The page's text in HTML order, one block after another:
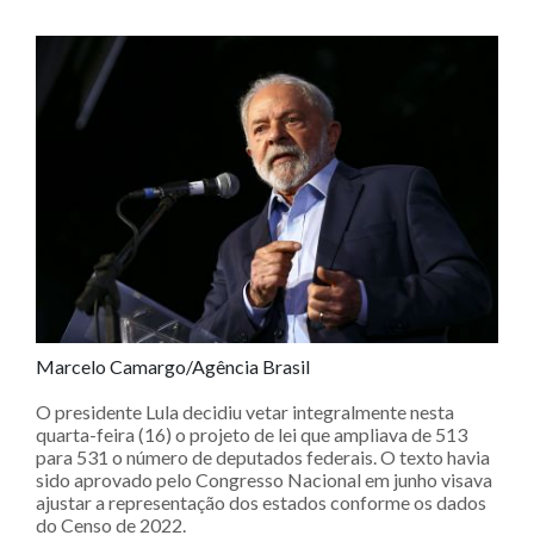
Marcelo Camargo/Agência Brasil
O presidente Lula decidiu vetar integralmente nesta
quarta-feira (16) o projeto de lei que ampliava de 513
para 531 o número de deputados federais. O texto havia
sido aprovado pelo Congresso Nacional em junho visava
ajustar a representação dos estados conforme os dados
do Censo de 2022.